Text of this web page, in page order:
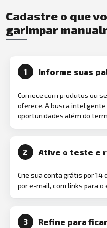
Cadastre o que
garimpar
1 Informe suas
Comece com produtos ou
oferece. A busca
oportunidades além do
2 Ative o teste e
Crie sua conta grátis por 14
por e-mail, com links para o
3 Refine para